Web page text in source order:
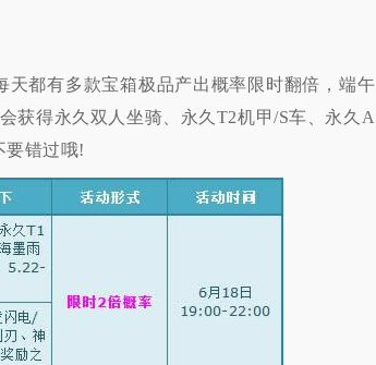
都有多款宝箱极品产出概率限时翻倍，端午
获得永久双人坐骑、永久T2机甲/S车、永久A
要错过哦!